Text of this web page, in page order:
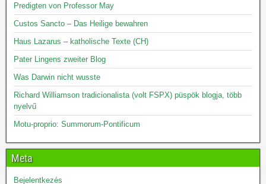
Predigten von Professor May
Custos Sancto – Das Heilige bewahren
Haus Lazarus – katholische Texte (CH)
Pater Lingens zweiter Blog
Was Darwin nicht wusste
Richard Williamson tradicionalista (volt FSPX) püspök blogja, több
nyelvű
Motu-proprio: Summorum-Pontificum
Meta
Bejelentkezés